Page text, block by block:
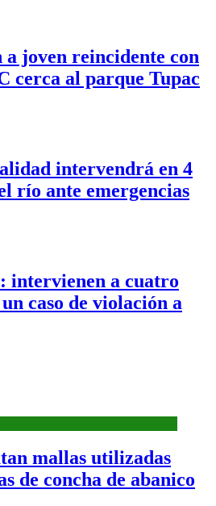
a joven reincidente con
cerca al parque Tupac
intervendrá en 4
río ante emergencias
intervienen a cuatro
caso de violación a
mallas utilizadas
de concha de abanico